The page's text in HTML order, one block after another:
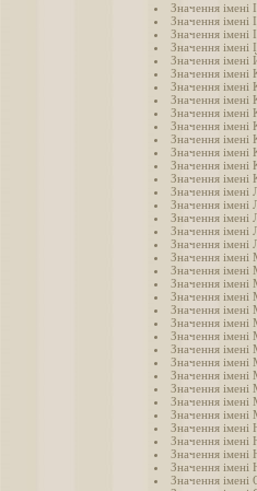
Значення імені
Значення імені
Значення імені
Значення імені
Значення імені
Значення імені
Значення імені
Значення імені
Значення імені
Значення імені
Значення імені
Значення імені
Значення імені
Значення імені
Значення імені
Значення імені
Значення імені
Значення імені
Значення імені
Значення імені
Значення імені
Значення імені
Значення імені
Значення імені
Значення імені
Значення імені
Значення
Значення
Значення імені
Значення імені
Значення імені
Значення імені
Значення імені
Значення імені
Значення імені
Значення імені
Значення імені